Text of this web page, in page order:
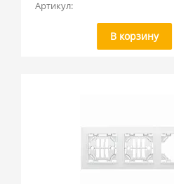
Артикул:
В корзину